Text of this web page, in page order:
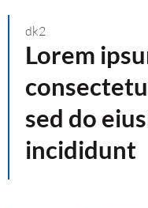
dk2
Lorem
sed do
incididunt